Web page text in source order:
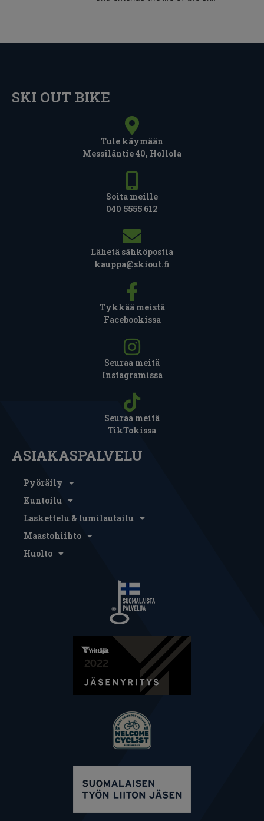
SKI OUT BIKE
Tule käymään
Messiläntie 40, Hollola
Soita meille
040 5555 612
Lähetä sähköpostia
kauppa@skiout.fi
Tykkää meistä
Facebookissa
Seuraa meitä
Instagramissa
Seuraa meitä
TikTokissa
ASIAKASPALVELU
Pyöräily
Kuntoilu
Laskettelu & lumilautailu
Maastohiihto
Huolto